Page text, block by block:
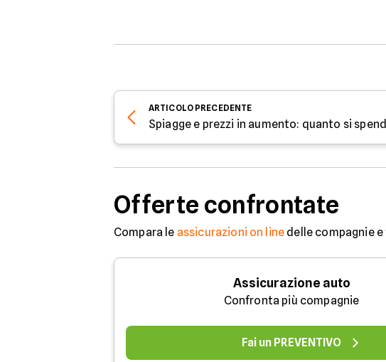
ARTICOLO PRECEDENTE
Offerte confrontate
Compara le assicurazioni on line delle compagnie
Assicurazione auto
Confronta più compagnie
Fai un PREVENTIVO